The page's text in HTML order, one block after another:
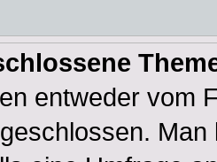
entweder vom